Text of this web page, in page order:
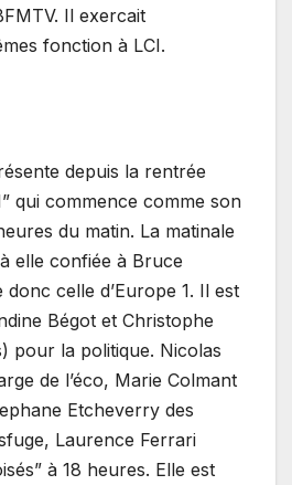
Il exercait
fonction à LCI.
depuis la rentrée
qui commence comme son
du matin. La matinale
elle confiée à Bruce
donc celle d’Europe 1. Il est
Bégot et Christophe
pour la politique. Nicolas
de l’éco, Marie Colmant
Etcheverry des
Laurence Ferrari
à 18 heures. Elle est